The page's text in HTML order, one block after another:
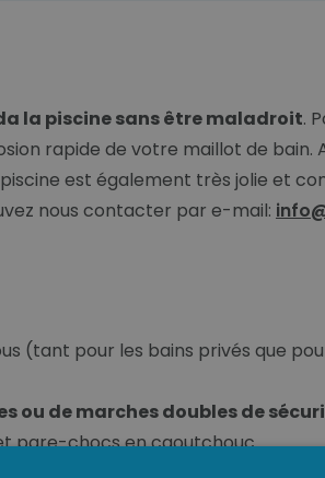
la piscine sans être maladroit.
rapide de votre maillot de
est également très jolie et
nous contacter par e-mail:
(tant pour les bains privés que
ou de marches doubles de
pare-chocs en caoutchouc.